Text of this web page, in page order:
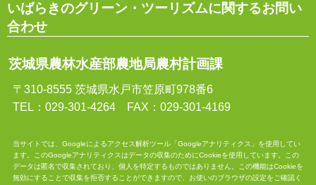
いばらきのグリーン・ツーリズムに関するお問い
合わせ
茨城県農林水産部農地局農村計画課
〒310-8555 茨城県水戸市笠原町978番6
TEL：029-301-4264 FAX：029-301-4169
当サイトでは、Googleによるアクセス解析ツール「Googleアナリティクス」を使用してい
ます。このGoogleアナリティクスはデータの収集のためにCookieを使用しています。この
データは匿名で収集されており、個人を特定するものではありません。この機能はCookieを
無効にすることで収集を拒否することができますので、お使いのブラウザの設定をご確認く